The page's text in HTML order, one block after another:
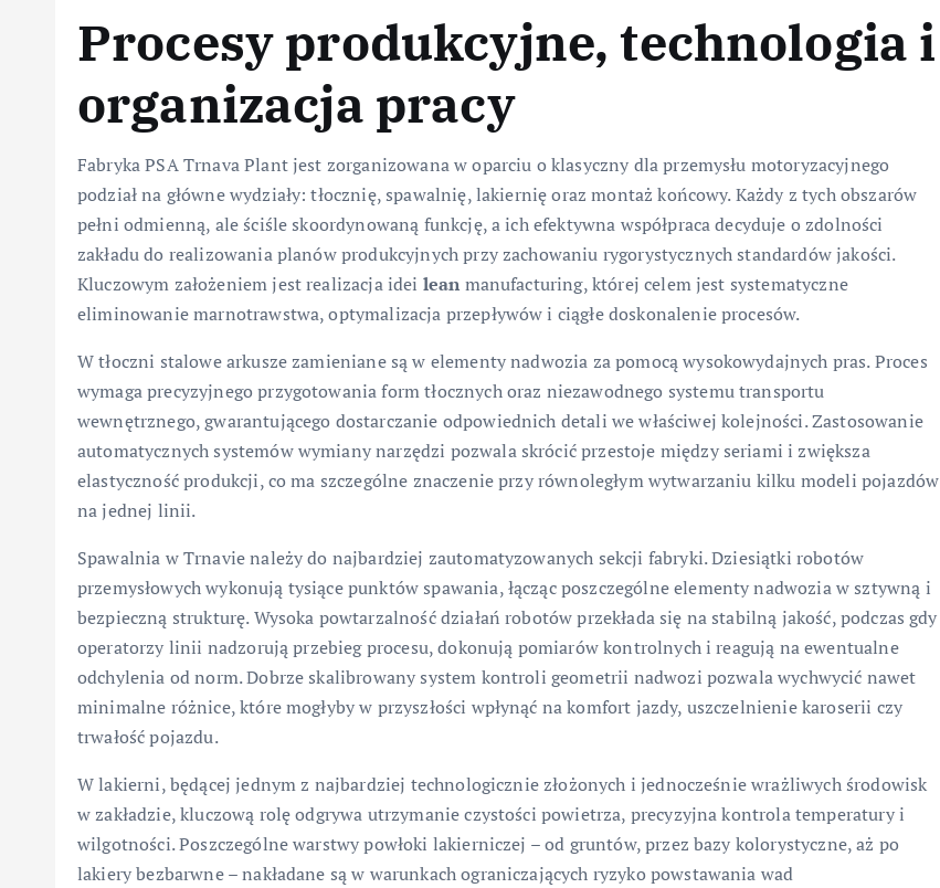
Procesy produkcyjne, technologia i
organizacja pracy
Fabryka PSA Trnava Plant jest zorganizowana w oparciu o klasyczny dla przemysłu motoryzacyjnego
podział na główne wydziały: tłocznię, spawalnię, lakiernię oraz montaż końcowy. Każdy z tych obszarów
pełni odmienną, ale ściśle skoordynowaną funkcję, a ich efektywna współpraca decyduje o zdolności
zakładu do realizowania planów produkcyjnych przy zachowaniu rygorystycznych standardów jakości.
Kluczowym założeniem jest realizacja idei lean manufacturing, której celem jest systematyczne
eliminowanie marnotrawstwa, optymalizacja przepływów i ciągłe doskonalenie procesów.
W tłoczni stalowe arkusze zamieniane są w elementy nadwozia za pomocą wysokowydajnych pras. Proces
wymaga precyzyjnego przygotowania form tłocznych oraz niezawodnego systemu transportu
wewnętrznego, gwarantującego dostarczanie odpowiednich detali we właściwej kolejności. Zastosowanie
automatycznych systemów wymiany narzędzi pozwala skrócić przestoje między seriami i zwiększa
elastyczność produkcji, co ma szczególne znaczenie przy równoległym wytwarzaniu kilku modeli pojazdów
na jednej linii.
Spawalnia w Trnavie należy do najbardziej zautomatyzowanych sekcji fabryki. Dziesiątki robotów
przemysłowych wykonują tysiące punktów spawania, łącząc poszczególne elementy nadwozia w sztywną i
bezpieczną strukturę. Wysoka powtarzalność działań robotów przekłada się na stabilną jakość, podczas gdy
operatorzy linii nadzorują przebieg procesu, dokonują pomiarów kontrolnych i reagują na ewentualne
odchylenia od norm. Dobrze skalibrowany system kontroli geometrii nadwozi pozwala wychwycić nawet
minimalne różnice, które mogłyby w przyszłości wpłynąć na komfort jazdy, uszczelnienie karoserii czy
trwałość pojazdu.
W lakierni, będącej jednym z najbardziej technologicznie złożonych i jednocześnie wrażliwych środowisk
w zakładzie, kluczową rolę odgrywa utrzymanie czystości powietrza, precyzyjna kontrola temperatury i
wilgotności. Poszczególne warstwy powłoki lakierniczej – od gruntów, przez bazy kolorystyczne, aż po
lakiery bezbarwne – nakładane są w warunkach ograniczających ryzyko powstawania wad